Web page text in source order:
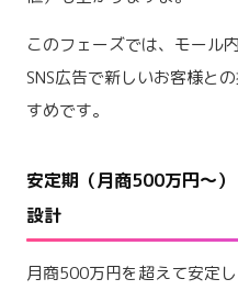
このフェーズでは、モール
SNS広告で新しいお客様と
すめです。
安定期（月商500万円〜
設計
月商500万円を超えて安定